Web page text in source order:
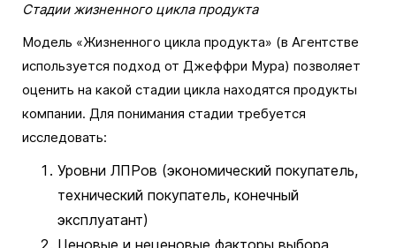
Стадии жизненного цикла продукта
Модель «Жизненного цикла продукта» (в Агентстве
используется подход от Джеффри Мура) позволяет
оценить на какой стадии цикла находятся продукты
компании. Для понимания стадии требуется
исследовать:
Уровни ЛПРов (экономический покупатель,
технический покупатель, конечный
эксплуатант)
Ценовые и неценовые факторы выбора